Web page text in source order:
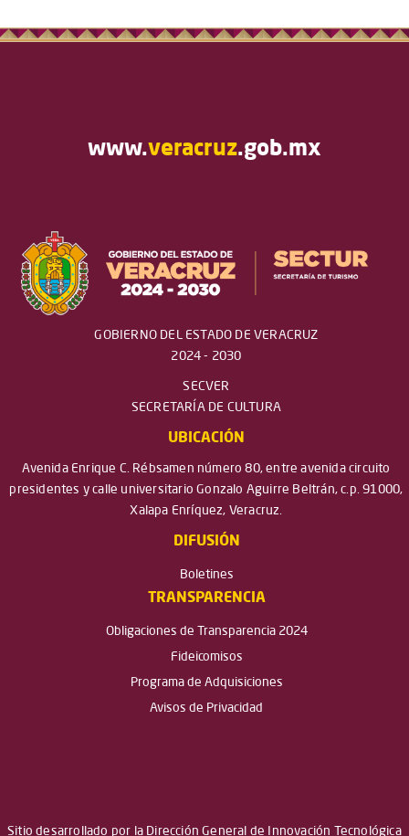
www.veracruz.gob.mx
GOBIERNO DEL ESTADO DE VERACRUZ
2024 - 2030
SECVER
SECRETARÍA DE CULTURA
UBICACIÓN
Avenida Enrique C. Rébsamen número 80, entre avenida circuito
presidentes y calle universitario Gonzalo Aguirre Beltrán, c.p. 91000,
Xalapa Enríquez, Veracruz.
DIFUSIÓN
Boletines
TRANSPARENCIA
Obligaciones de Transparencia 2024
Fideicomisos
Programa de Adquisiciones
Avisos de Privacidad
Sitio desarrollado por la Dirección General de Innovación Tecnológica